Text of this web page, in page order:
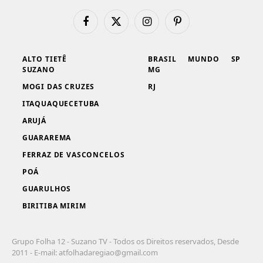
FacebookX
InstagramPinterest
ALTO TIETÊ
SUZANO
MOGI DAS CRUZES
ITAQUAQUECETUBA
ARUJÁ
GUARAREMA
FERRAZ DE VASCONCELOS
POÁ
GUARULHOS
BIRITIBA MIRIM
BRASIL
MG
RJ
MUNDO SP
Grupo Folha 12 - Suzano TV - Todos os Direitos reservados, Desde
2011 - E-mail:atfolhadaregiao@gmail.com